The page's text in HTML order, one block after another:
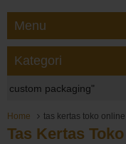
Menu
Kategori
packaging"
packaging"
Home tas kertas toko online
Tas Kertas